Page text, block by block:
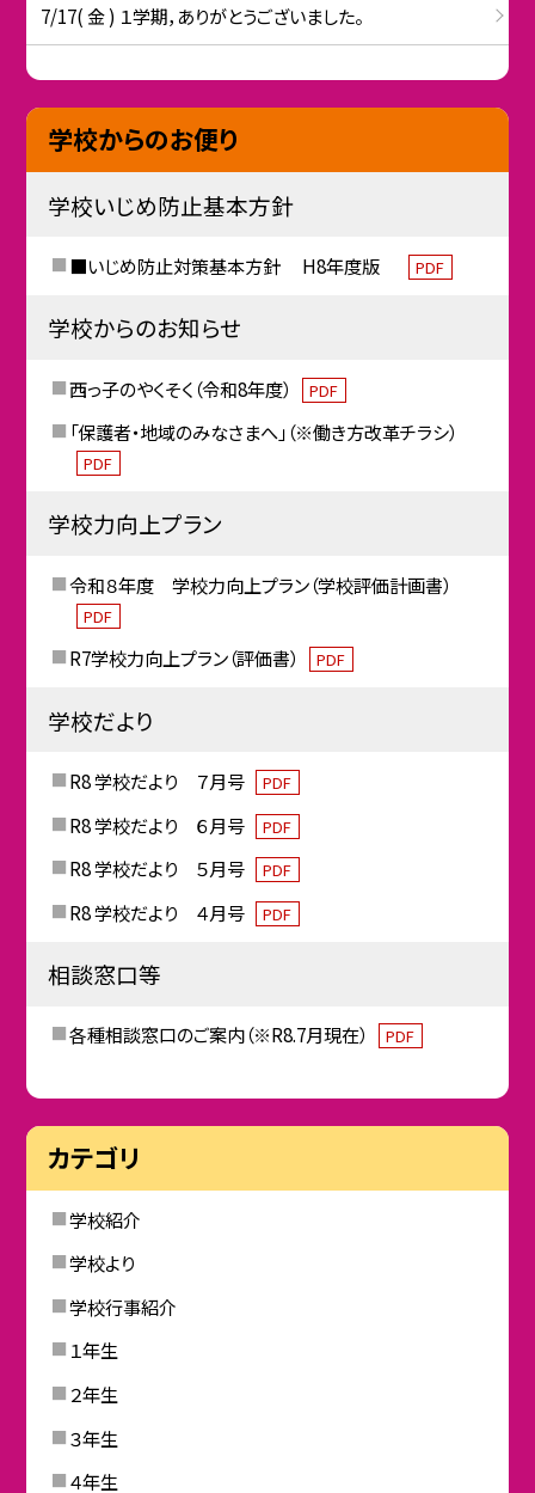
7/17( 金 ) １学期，ありがとうございました。
学校からのお便り
学校いじめ防止基本方針
■いじめ防止対策基本方針 H8年度版 PDF
学校からのお知らせ
西っ子のやくそく（令和8年度） PDF
「保護者・地域のみなさまへ」（※働き方改革チラシ）
PDF
学校力向上プラン
令和８年度 学校力向上プラン（学校評価計画書）
PDF
R7学校力向上プラン（評価書） PDF
学校だより
R8 学校だより ７月号 PDF
R8 学校だより ６月号 PDF
R8 学校だより ５月号 PDF
R8 学校だより ４月号 PDF
相談窓口等
各種相談窓口のご案内（※R8.7月現在） PDF
カテゴリ
学校紹介
学校より
学校行事紹介
１年生
２年生
３年生
４年生